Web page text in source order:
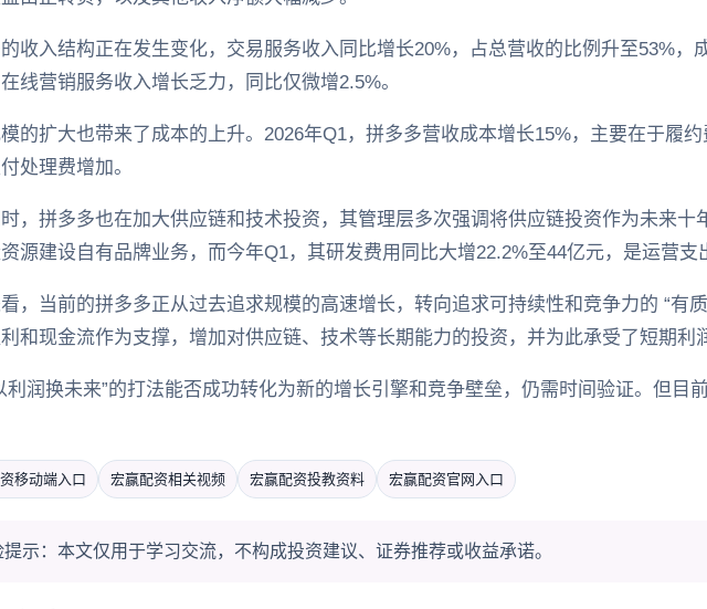
收入结构正在发生变化，交易服务收入同比增长20%，占总营收的比例升至53%，
线营销服务收入增长乏力，同比仅微增2.5%。
的扩大也带来了成本的上升。2026年Q1，拼多多营收成本增长15%，主要在于履
处理费增加。
，拼多多也在加大供应链和技术投资，其管理层多次强调将供应链投资作为未来十
源建设自有品牌业务，而今年Q1，其研发费用同比大增22.2%至44亿元，是运营支
，当前的拼多多正从过去追求规模的高速增长，转向追求可持续性和竞争力的 “有
和现金流作为支撑，增加对供应链、技术等长期能力的投资，并为此承受了短期利
利润换未来”的打法能否成功转化为新的增长引擎和竞争壁垒，仍需时间验证。但目
移动端入口 宏赢配资相关视频 宏赢配资投教资料 宏赢配资官网入口
提示：本文仅用于学习交流，不构成投资建议、证券推荐或收益承诺。